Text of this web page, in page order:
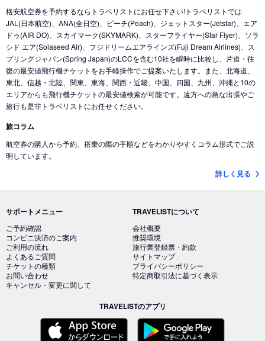
格安航空券を予約するならトラベリストにお任せ下さい!トラベリストでは
JAL(日本航空)、ANA(全日空)、ピーチ(Peach)、ジェットスター(Jetstar)、エア
ドゥ(AIR DO)、スカイマーク(SKYMARK)、スターフライヤー(Star Flyer)、ソラ
シド エア(Solaseed Air)、フジドリームエアラインズ(Fuji Dream Airlines)、ス
プリングジャパン(Spring Japan)のLCCを含む10社を瞬時に比較し、片道・往
復の最安値飛行機チケットをお手軽操作でご提案いたします。また、北海道、
東北、信越・北陸、関東、東海、関西・近畿、中国、四国、九州、沖縄と10の
エリアからも飛行機チケットの最安値検索が可能です。遠方への急な出張やご
旅行も是非トラベリストにお任せください。
旅コラム
航空券の購入から予約、搭乗の際の手順などをわかりやすくコラム形式でご説
明しています。
詳しく見る
サポートメニュー
ご予約確認
コンビニ決済のご案内
ご利用の流れ
よくあるご質問
チケットの種類
お問い合わせ
キャンセル・変更に関して
TRAVELISTについて
会社概要
推奨環境
旅行業登録票・約款
サイトマップ
プライバシーポリシー
特定商取引法に基づく表示
TRAVELISTのアプリ